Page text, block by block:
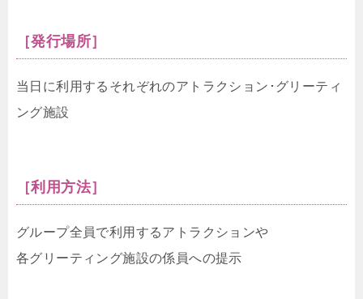
［発行場所］
当日に利用するそれぞれのアトラクション･グリーティ
ング施設
［利用方法］
グループ全員で利用するアトラクションや
各グリーティング施設の係員への提示